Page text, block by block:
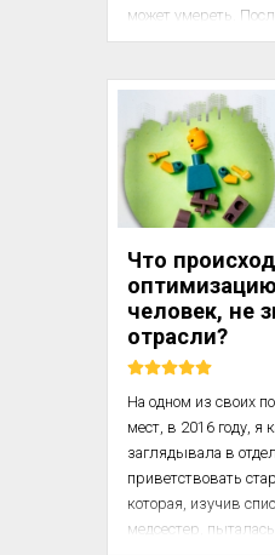
может умереть.
разговора у меня
соболезнования и
которые плачут от
надежды. Я понимаю,
месте могу
Мне приходилось
мать, невестам –
состои...
Что
человек, не
отрасли?
На одном из своих
мест, в 2016 году, я
заглядывала в
приветствовать
которая, изучив
медсестер,